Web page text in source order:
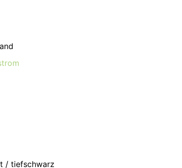
/ tiefschwarz